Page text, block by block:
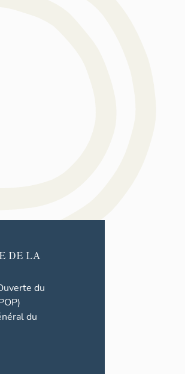
DE LA
du
du